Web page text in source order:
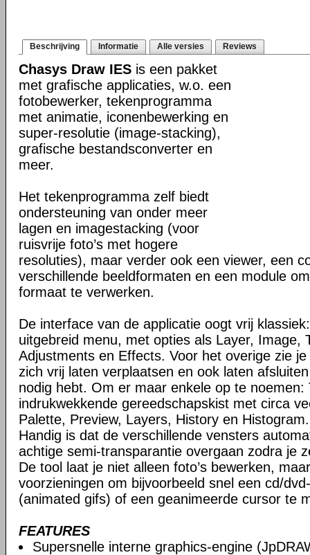
Beschrijving Informatie Alle versies Reviews
Chasys Draw IES is een pakket
met grafische applicaties, w.o. een
fotobewerker, tekenprogramma
met animatie, iconenbewerking en
super-resolutie (image-stacking),
grafische bestandsconverter en
meer.
Het tekenprogramma zelf biedt
ondersteuning van onder meer
lagen en imagestacking (voor
ruisvrije foto’s met hogere
resoluties), maar verder ook een viewer, een
verschillende beeldformaten en een module
formaat te verwerken.
De interface van de applicatie oogt vrij
uitgebreid menu, met opties als Layer, Image,
Adjustments en Effects. Voor het overige zie
zich vrij laten verplaatsen en ook laten
nodig hebt. Om er maar enkele op te noemen:
indrukwekkende gereedschapskist met circa
Palette, Preview, Layers, History en Histogram.
Handig is dat de verschillende vensters
achtige semi-transparantie overgaan zodra je
De tool laat je niet alleen foto’s bewerken,
voorzieningen om bijvoorbeeld snel een cd/
(animated gifs) of een geanimeerde cursor te
FEATURES
Supersnelle interne graphics-engine